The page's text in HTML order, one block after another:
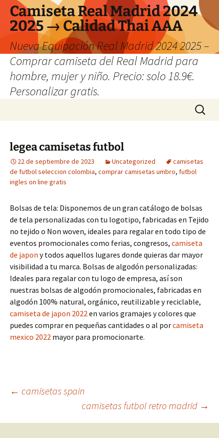
Camiseta Real Madrid 2024
2025 → Calidad Thai AAA
Nueva Equipación Real Madrid 2024 2025 –
Comprar camiseta del Real Madrid para
hombre, mujer y niño. Precio: solo 18.9€.
Personalizar gratis.
Buscar:
legea camisetas futbol
22 de septiembre de 2023 Uncategorized
camisetas
de futbol seleccion colombia, comprar camisetas umbro, futbol
ingles on line gratis
Bolsas de tela: Disponemos de un gran catálogo de bolsas
de tela personalizadas con tu logotipo, fabricadas en Tejido
no tejido o Non woven, ideales para regalar en todo tipo de
eventos promocionales como ferias, congresos, camiseta
de japon y todos aquellos lugares donde quieras dar mayor
visibilidad a tu marca. Bolsas de algodón personalizadas:
Ideales para regalar con tu logo de empresa, así son
nuestras bolsas de algodón promocionales, fabricadas en
algodón 100% natural, orgánico, reutilizable y reciclable,
camiseta de japon 2022en varios gramajes y colores que
puedes comprar en pequeñas cantidades o al porcamiseta
mexico 2022 mayor para promocionarte.
Navegación
de
← camisetas spain
camisetas futbol retro madrid →